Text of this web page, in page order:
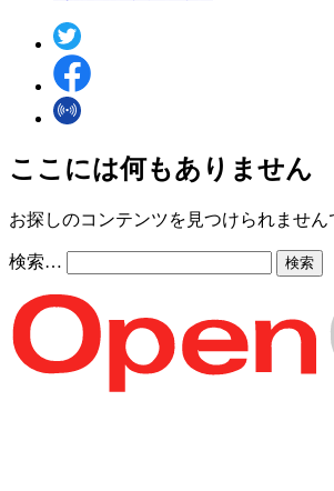
ここには何もありません
お探しのコンテンツを見つけられませ
検索…